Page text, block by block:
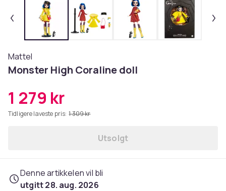
Mattel
Monster High Coraline doll
1 279 kr
Tidligere laveste pris: 1 309 kr
Utsolgt
Denne artikkelen vil bli
utgitt 28. aug. 2026